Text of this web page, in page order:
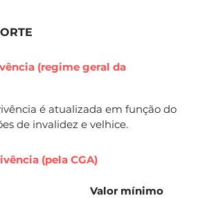
(regime geral da
é atualizada em função do
de invalidez e velhice.
(pela CGA)
Valor mínimo